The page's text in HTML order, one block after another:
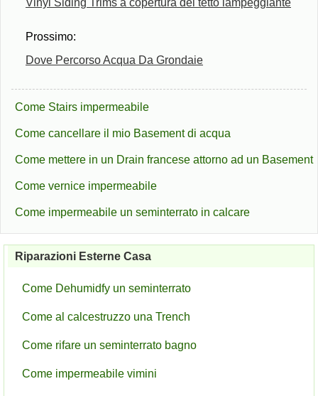
Vinyl Siding Trims a copertura del tetto lampeggiante
Prossimo:
Dove Percorso Acqua Da Grondaie
Come Stairs impermeabile
Come cancellare il mio Basement di acqua
Come mettere in un Drain francese attorno ad un Basement
Come vernice impermeabile
Come impermeabile un seminterrato in calcare
Riparazioni Esterne Casa
Come Dehumidfy un seminterrato
Come al calcestruzzo una Trench
Come rifare un seminterrato bagno
Come impermeabile vimini